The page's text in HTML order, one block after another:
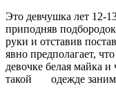
Это девчушка лет 12-
приподняв
руки и отставив
явно предполагает,
девочке белая майка
такой одежде